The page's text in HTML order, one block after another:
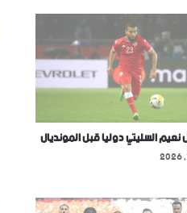
السليتي دوليا قبل المونديال